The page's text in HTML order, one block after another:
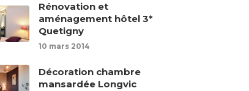
Rénovation et
aménagement hôtel 3*
Quetigny
10 mars 2014
Décoration chambre
mansardée Longvic